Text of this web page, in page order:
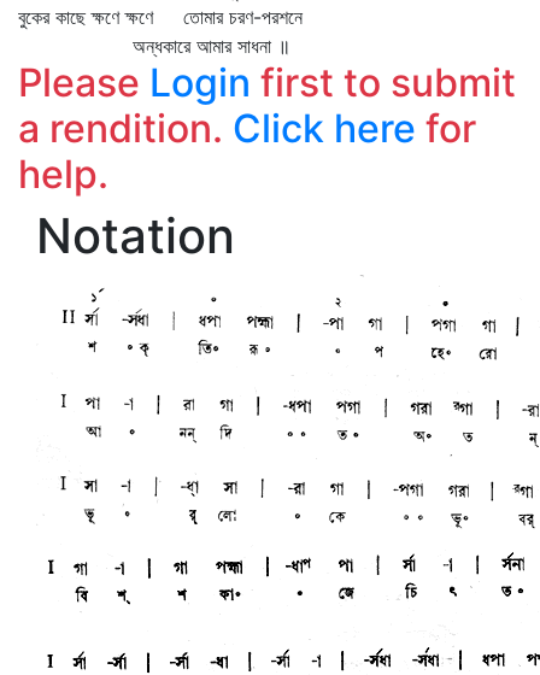
বুকের কাছে ক্ষণে ক্ষণে তোমার চরণ-পরশনে
অন্ধকারে আমার সাধনা ॥
Please Login first to submit
a rendition. Click here for
help.
Notation